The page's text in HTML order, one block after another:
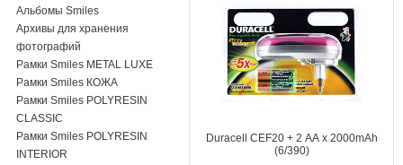
Альбомы Smiles
Архивы для хранения
фотографий
Рамки Smiles METAL LUXE
Рамки Smiles КОЖА
Рамки Smiles POLYRESIN
CLASSIC
Рамки Smiles POLYRESIN
INTERIOR
Duracell CEF20 + 2 АА x 2000mAh
(6/390)